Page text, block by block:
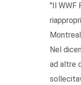
"Il WWF
Nel
ad altre